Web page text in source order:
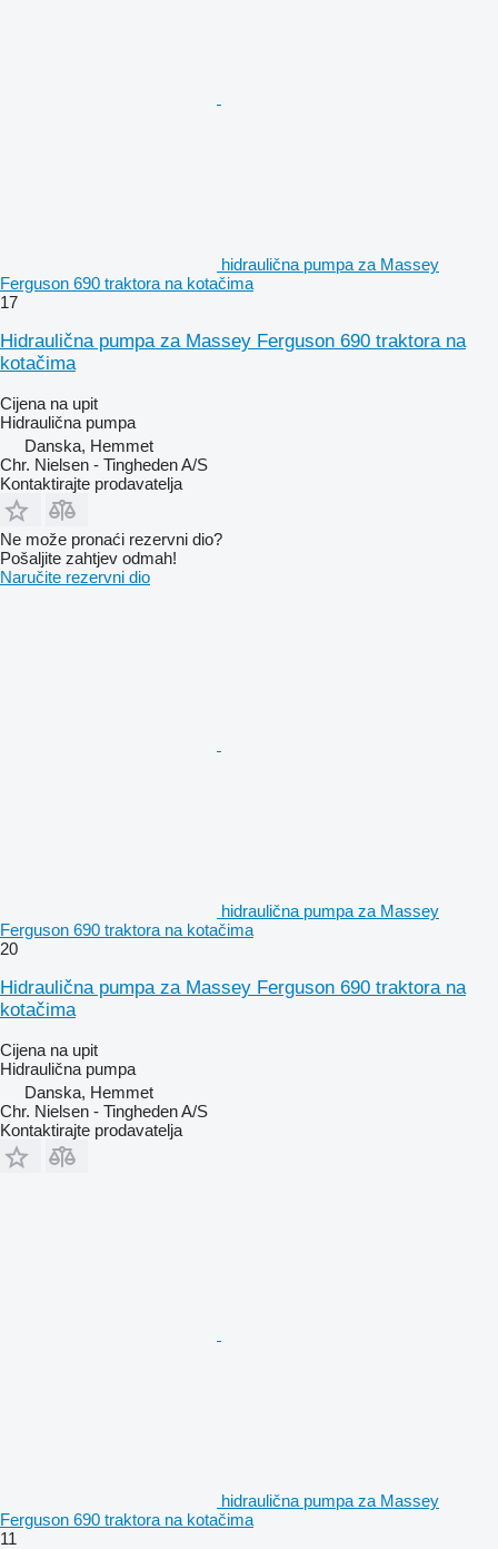
hidraulična pumpa za Massey
Ferguson 690 traktora na kotačima
17
Hidraulična pumpa za Massey Ferguson 690 traktora na
kotačima
Cijena na upit
Hidraulična pumpa
Danska, Hemmet
Chr. Nielsen - Tingheden A/S
Kontaktirajte prodavatelja
Ne može pronaći rezervni dio?
Pošaljite zahtjev odmah!
Naručite rezervni dio
hidraulična pumpa za Massey
Ferguson 690 traktora na kotačima
20
Hidraulična pumpa za Massey Ferguson 690 traktora na
kotačima
Cijena na upit
Hidraulična pumpa
Danska, Hemmet
Chr. Nielsen - Tingheden A/S
Kontaktirajte prodavatelja
hidraulična pumpa za Massey
Ferguson 690 traktora na kotačima
11